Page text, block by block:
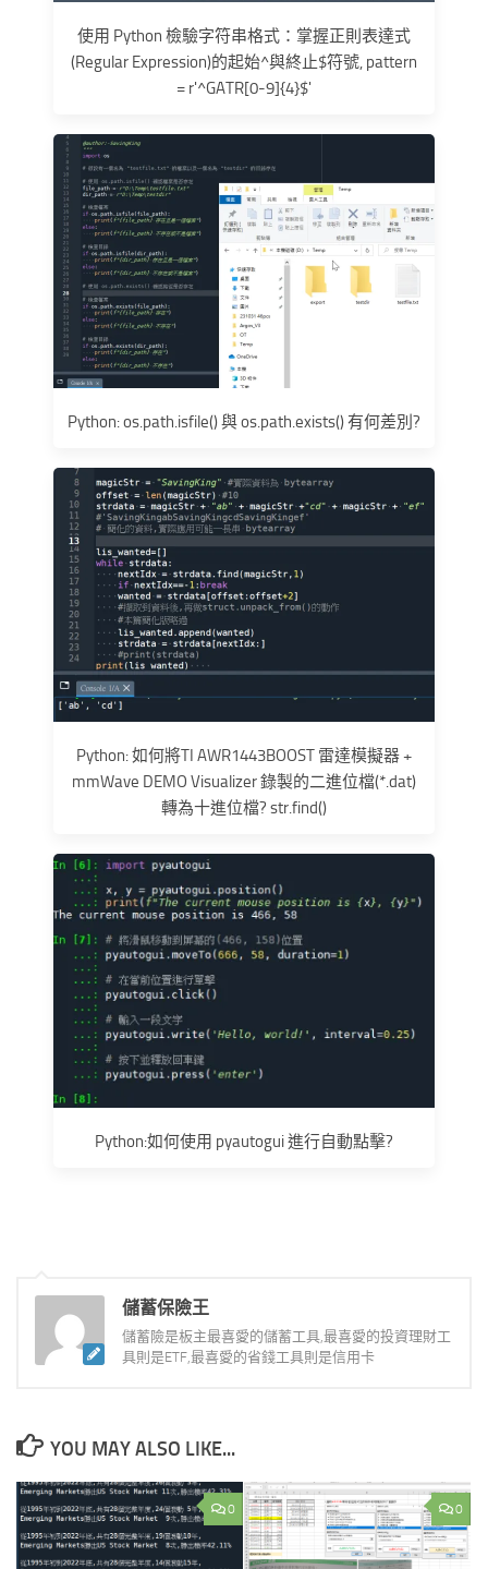
使用 Python 檢驗字符串格式：掌握正則表達式
(Regular Expression)的起始^與終止$符號, pattern
= r'^GATR[0-9]{4}$'
Python: os.path.isfile() 與 os.path.exists() 有何差別?
Python: 如何將TI AWR1443BOOST 雷達模擬器 +
mmWave DEMO Visualizer 錄製的二進位檔(*.dat)
轉為十進位檔? str.find()
Python:如何使用 pyautogui 進行自動點擊?
儲蓄保險王
儲蓄險是板主最喜愛的儲蓄工具,最喜愛的投資理財工
具則是ETF,最喜愛的省錢工具則是信用卡
YOU MAY ALSO LIKE...
0 0